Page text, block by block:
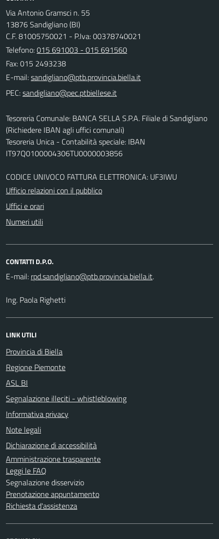
Via Antonio Gramsci n. 55
13876 Sandigliano (BI)
C.F. 81005750021 - P.Iva: 00378740021
Telefono:015 691003 - 015 691560
Fax: 015 2493238
E-mail:
PEC:
Tesoreria Comunale: BANCA SELLA S.P.A. Filiale di Sandigliano
(Richiedere IBAN agli uffici comunali)
Tesoreria Unica - Contabilità speciale: IBAN
IT97Q0100004306TU0000003856
CODICE UNIVOCO FATTURA ELETTRONICA: UF3IWU
Ufficio relazioni con il pubblico
Uffici e orari
Numeri utili
CONTATTI D.P.O.
E-mail:
.
Ing. Paola Righetti
LINK UTILI
Provincia di Biella
Regione Piemonte
ASL BI
Segnalazione illeciti - whistleblowing
Informativa privacy
Note legali
Dichiarazione di accessibilità
Amministrazione trasparente
Leggi le FAQ
Segnalazione disservizio
Prenotazione appuntamento
Richiesta d'assistenza